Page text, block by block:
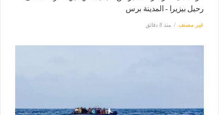
رحيل بيزيرا - المدينة برس
غير مصنف منذ 8 دقائق